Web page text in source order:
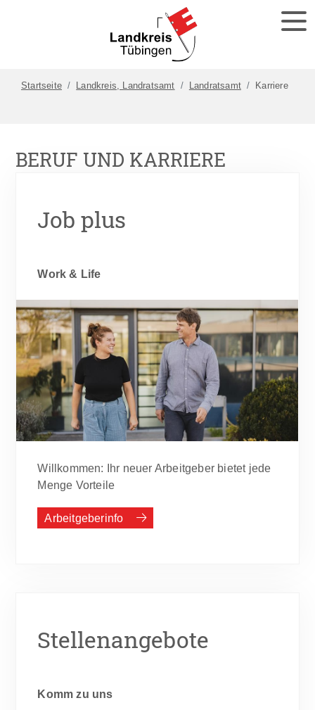
Startseite Landkreis, Landratsamt Landratsamt Karriere
BERUF UND KARRIERE
Job plus
Work & Life
Willkommen: Ihr neuer Arbeitgeber bietet jede
Menge Vorteile
Arbeitgeberinfo
Stellenangebote
Komm zu uns